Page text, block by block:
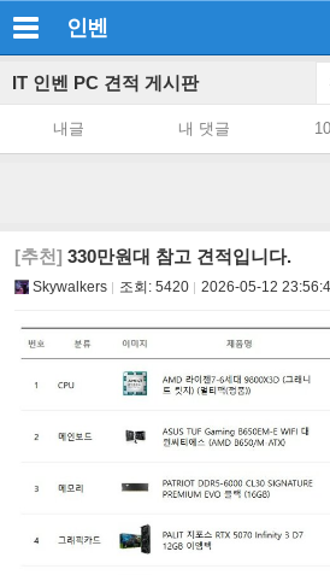
인벤
IT 인벤 PC 견적 게시판
내글 내 댓글
[추천] 330만원대 참고 견적입니다.
Skywalkers 조회: 5420 2026-05-12